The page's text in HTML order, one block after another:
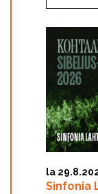
la
Sinfonia